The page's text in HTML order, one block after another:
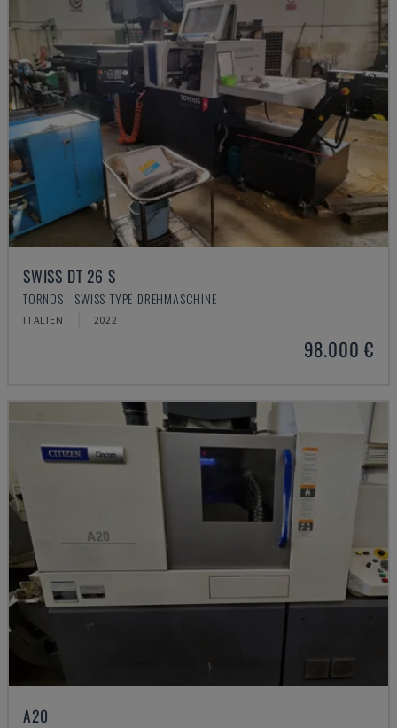
SWISS DT 26 S
TORNOS - SWISS-TYPE-DREHMASCHINE
ITALIEN 2022
98.000 €
A20